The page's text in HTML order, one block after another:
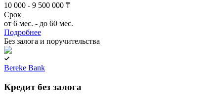
10 000 - 9 500 000 ₸
Срок
от 6 мес. - до 60 мес.
Подробнее
Без залога и поручительства
Bereke Bank
Кредит без залога